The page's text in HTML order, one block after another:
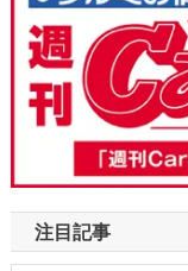
注目記事